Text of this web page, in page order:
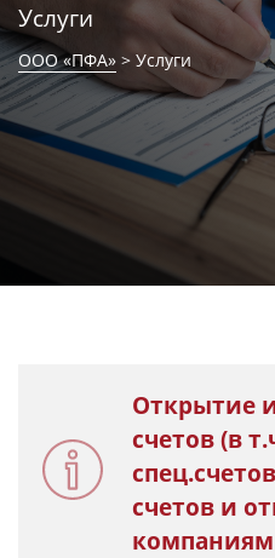
Услуги
ООО «ПФА» > Услуги
Открытие
счетов (в
счетов и